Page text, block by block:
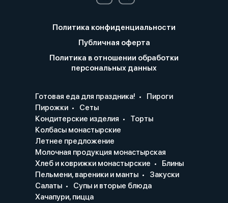
Политика конфиденциальности
Публичная оферта
Политика в отношении обработки
персональных данных
Готовая еда для праздника!
Пироги
Пирожки
Сеты
Кондитерские изделия
Торты
Колбасы монастырские
Летнее предложение
Молочная продукция монастырская
Хлеб и коврижки монастырские
Блины
Пельмени, вареники и манты
Закуски
Салаты
Супы и вторые блюда
Хачапури, пицца